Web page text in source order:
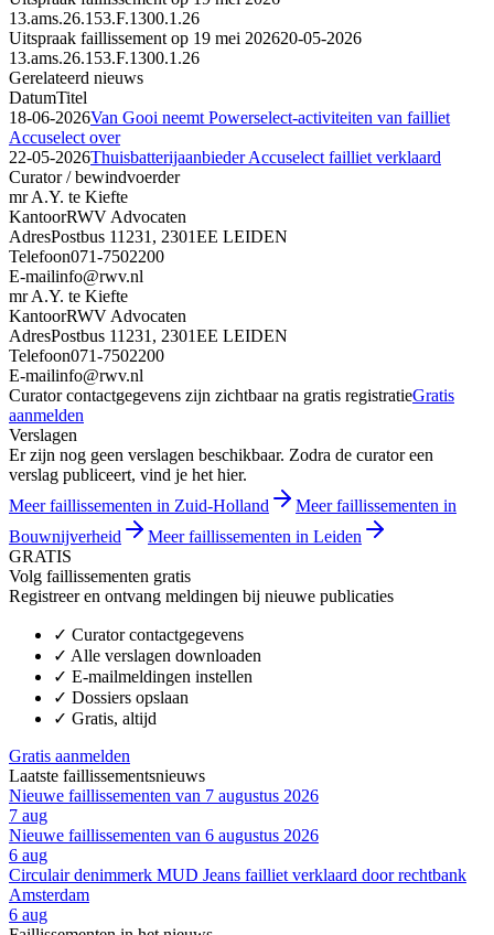
13.ams.26.153.F.1300.1.26
Uitspraak faillissement op 19 mei 202620-05-2026
13.ams.26.153.F.1300.1.26
Gerelateerd nieuws
DatumTitel
18-06-2026Van Gooi neemt Powerselect-activiteiten van failliet
Accuselect over
22-05-2026Thuisbatterijaanbieder Accuselect failliet verklaard
Curator / bewindvoerder
mr A.Y. te Kiefte
KantoorRWV Advocaten
AdresPostbus 11231, 2301EE LEIDEN
Telefoon071-7502200
E-mailinfo@rwv.nl
mr A.Y. te Kiefte
KantoorRWV Advocaten
AdresPostbus 11231, 2301EE LEIDEN
Telefoon071-7502200
E-mailinfo@rwv.nl
Curator contactgegevens zijn zichtbaar na gratis registratieGratis
aanmelden
Verslagen
Er zijn nog geen verslagen beschikbaar. Zodra de curator een
verslag publiceert, vind je het hier.
Meer faillissementen in Zuid-Holland
Meer faillissementen in
Bouwnijverheid
Meer faillissementen in Leiden
GRATIS
Volg faillissementen gratis
Registreer en ontvang meldingen bij nieuwe publicaties
✓ Curator contactgegevens
✓ Alle verslagen downloaden
✓ E-mailmeldingen instellen
✓ Dossiers opslaan
✓ Gratis, altijd
Gratis aanmelden
Laatste faillissementsnieuws
Nieuwe faillissementen van 7 augustus 2026
7 aug
Nieuwe faillissementen van 6 augustus 2026
6 aug
Circulair denimmerk MUD Jeans failliet verklaard door rechtbank
Amsterdam
6 aug